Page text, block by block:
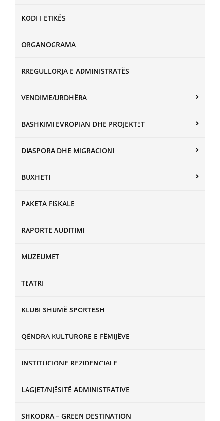
KODI I ETIKËS
ORGANOGRAMA
RREGULLORJA E ADMINISTRATËS
VENDIME/URDHËRA
BASHKIMI EVROPIAN DHE PROJEKTET
DIASPORA DHE MIGRACIONI
BUXHETI
PAKETA FISKALE
RAPORTE AUDITIMI
MUZEUMET
TEATRI
KLUBI SHUMË SPORTESH
QËNDRA KULTURORE E FËMIJËVE
INSTITUCIONE REZIDENCIALE
LAGJET/NJËSITË ADMINISTRATIVE
SHKODRA – GREEN DESTINATION